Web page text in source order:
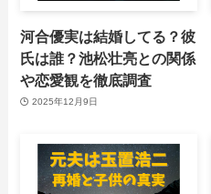
河合優実は結婚してる？彼
氏は誰？池松壮亮との関係
や恋愛観を徹底調査
2025年12月9日